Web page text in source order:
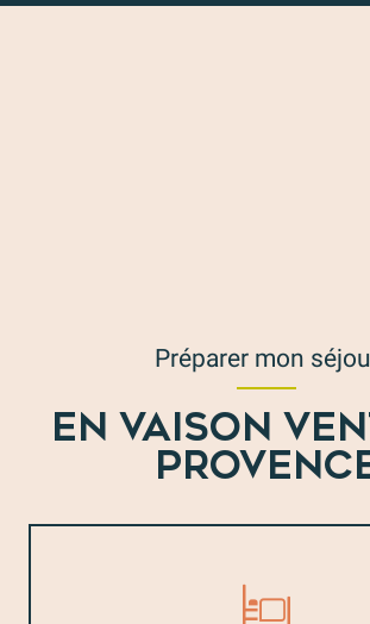
Préparer mon
EN VAISON